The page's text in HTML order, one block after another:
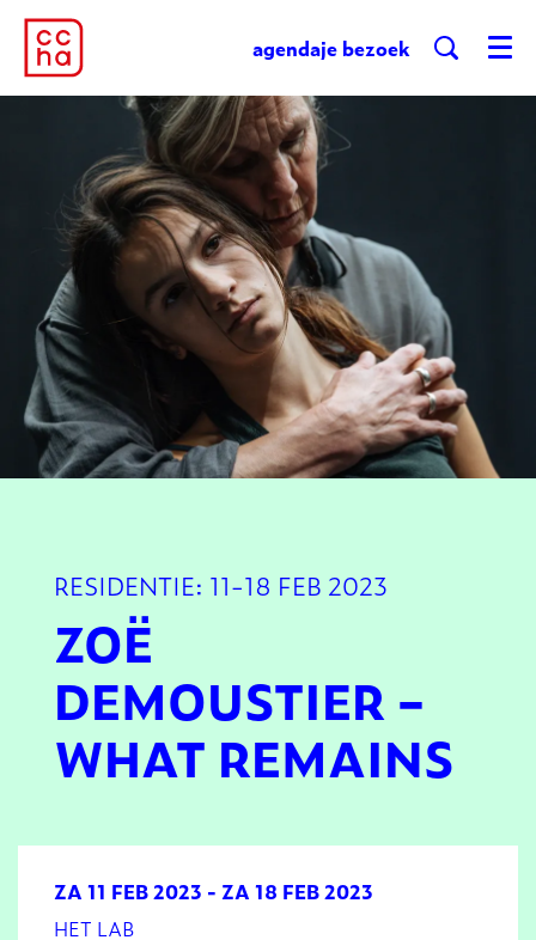
agendaje bezoek Menu
RESIDENTIE: 11-18 FEB 2023
ZOË
DEMOUSTIER –
WHAT REMAINS
ZA 11 FEB 2023 - ZA 18 FEB 2023
HET LAB